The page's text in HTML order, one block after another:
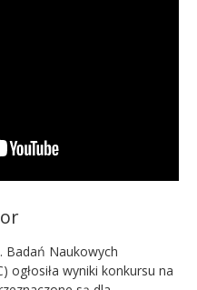
Badań Naukowych
ogłosiła wyniki konkursu na